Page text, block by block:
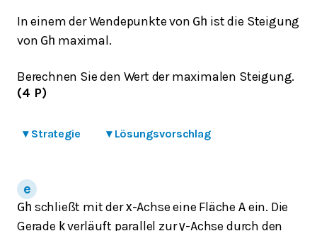
In einem der Wendepunkte von G h ist die Steigung
von G h maximal.
Berechnen Sie den Wert der maximalen Steigung.
(4 P)
▾ Strategie ▾ Lösungsvorschlag
G h schließt mit derx-Achse eine Fläche Aein. Die
Gerade kverläuft parallel zury-Achse durch den